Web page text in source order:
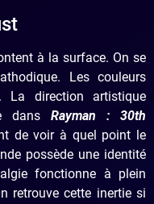
à la surface. On se
Les couleurs
La direction artistique
dansRayman : 30th
de voir à quel point le
possède une identité
fonctionne à plein
retrouve cette inertie si